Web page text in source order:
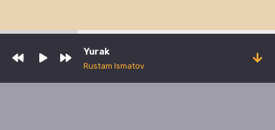
Yurak
Rustam Ismatov